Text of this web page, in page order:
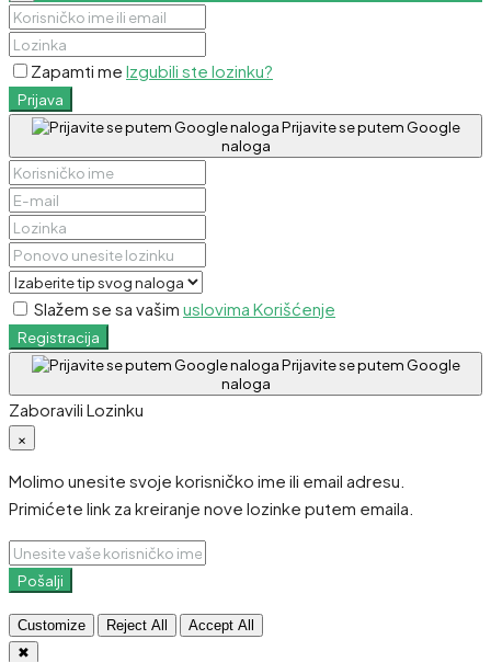
Zapamti me Izgubili ste lozinku?
Prijava
Prijavite se putem Google
naloga
Slažem se sa vašim uslovima Korišćenje
Registracija
Prijavite se putem Google
naloga
Zaboravili Lozinku
×
Molimo unesite svoje korisničko ime ili email adresu.
Primićete link za kreiranje nove lozinke putem emaila.
Pošalji
Customize Reject All
Accept All
✖